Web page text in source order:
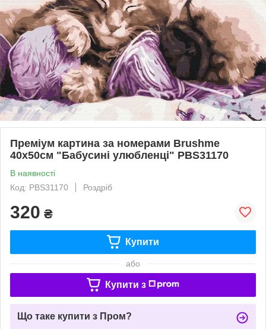
Преміум картина за номерами Brushme
40x50см "Бабусині улюбленці" PBS31170
В наявності
Код: PBS31170
Роздріб
320 ₴
Купити
або
Купити з
Що таке купити з Пром?